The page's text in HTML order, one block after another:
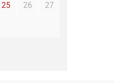
25 26 27